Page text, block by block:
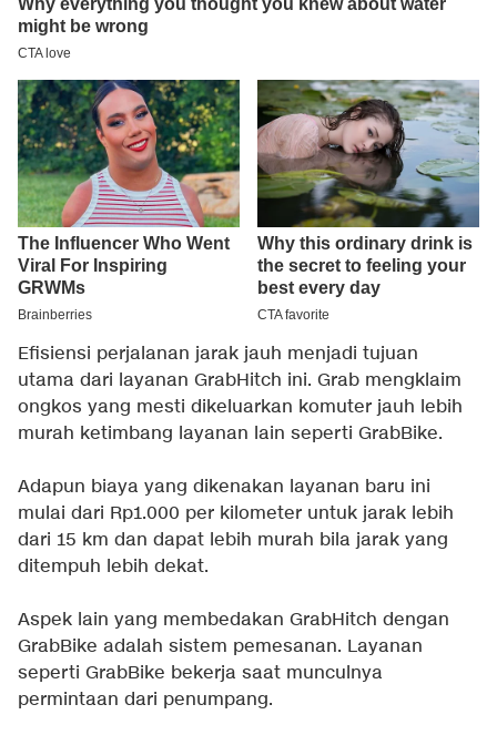
Efisiensi perjalanan jarak jauh menjadi tujuan
utama dari layanan GrabHitch ini. Grab mengklaim
ongkos yang mesti dikeluarkan komuter jauh lebih
murah ketimbang layanan lain seperti GrabBike.
Adapun biaya yang dikenakan layanan baru ini
mulai dari Rp1.000 per kilometer untuk jarak lebih
dari 15 km dan dapat lebih murah bila jarak yang
ditempuh lebih dekat.
Aspek lain yang membedakan GrabHitch dengan
GrabBike adalah sistem pemesanan. Layanan
seperti GrabBike bekerja saat munculnya
permintaan dari penumpang.